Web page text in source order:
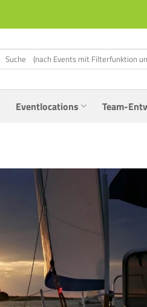
Suchen
nach:
Eventlocations Team-